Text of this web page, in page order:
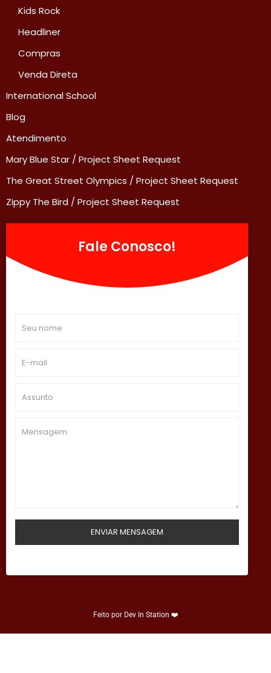
Kids Rock
Headliner
Compras
Venda Direta
International School
Blog
Atendimento
Mary Blue Star / Project Sheet Request
The Great Street Olympics / Project Sheet Request
Zippy The Bird / Project Sheet Request
Fale Conosco!
Feito por Dev In Station ❤️